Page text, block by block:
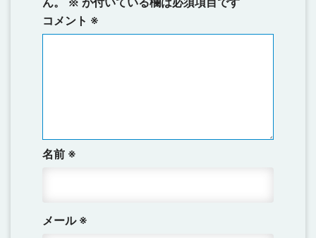
コメント ※
名前 ※
メール ※